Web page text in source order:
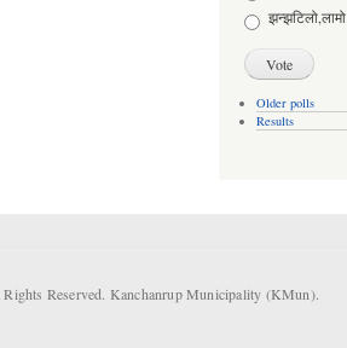
झन्झटिलो,लामो
Older polls
Results
Reserved. Kanchanrup Municipality (KMun).